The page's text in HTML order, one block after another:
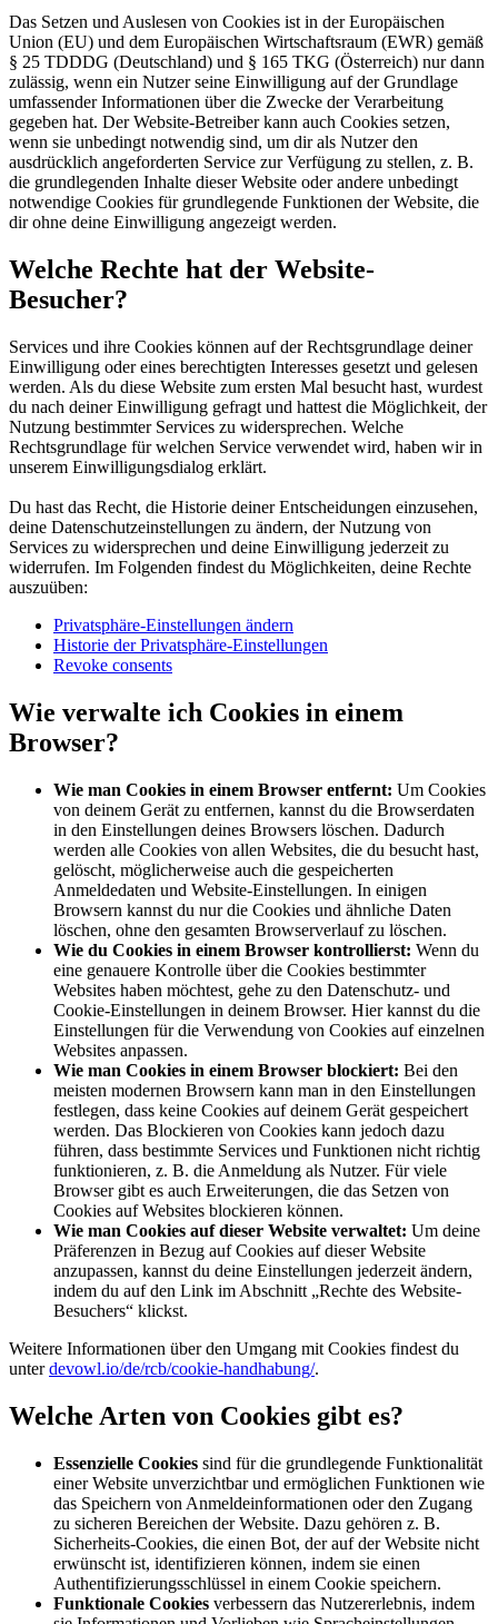
Das Setzen und Auslesen von Cookies ist in der Europäischen
Union (EU) und dem Europäischen Wirtschaftsraum (EWR) gemäß
§ 25 TDDDG (Deutschland) und § 165 TKG (Österreich) nur dann
zulässig, wenn ein Nutzer seine Einwilligung auf der Grundlage
umfassender Informationen über die Zwecke der Verarbeitung
gegeben hat. Der Website-Betreiber kann auch Cookies setzen,
wenn sie unbedingt notwendig sind, um dir als Nutzer den
ausdrücklich angeforderten Service zur Verfügung zu stellen, z. B.
die grundlegenden Inhalte dieser Website oder andere unbedingt
notwendige Cookies für grundlegende Funktionen der Website, die
dir ohne deine Einwilligung angezeigt werden.
Welche Rechte hat der Website-
Besucher?
Services und ihre Cookies können auf der Rechtsgrundlage deiner
Einwilligung oder eines berechtigten Interesses gesetzt und gelesen
werden. Als du diese Website zum ersten Mal besucht hast, wurdest
du nach deiner Einwilligung gefragt und hattest die Möglichkeit, der
Nutzung bestimmter Services zu widersprechen. Welche
Rechtsgrundlage für welchen Service verwendet wird, haben wir in
unserem Einwilligungsdialog erklärt.
Du hast das Recht, die Historie deiner Entscheidungen einzusehen,
deine Datenschutzeinstellungen zu ändern, der Nutzung von
Services zu widersprechen und deine Einwilligung jederzeit zu
widerrufen. Im Folgenden findest du Möglichkeiten, deine Rechte
auszuüben:
Privatsphäre-Einstellungen ändern
Historie der Privatsphäre-Einstellungen
Revoke consents
Wie verwalte ich Cookies in einem
Browser?
Wie man Cookies in einem Browser entfernt: Um Cookies
von deinem Gerät zu entfernen, kannst du die Browserdaten
in den Einstellungen deines Browsers löschen. Dadurch
werden alle Cookies von allen Websites, die du besucht hast,
gelöscht, möglicherweise auch die gespeicherten
Anmeldedaten und Website-Einstellungen. In einigen
Browsern kannst du nur die Cookies und ähnliche Daten
löschen, ohne den gesamten Browserverlauf zu löschen.
Wie du Cookies in einem Browser kontrollierst: Wenn du
eine genauere Kontrolle über die Cookies bestimmter
Websites haben möchtest, gehe zu den Datenschutz- und
Cookie-Einstellungen in deinem Browser. Hier kannst du die
Einstellungen für die Verwendung von Cookies auf einzelnen
Websites anpassen.
Wie man Cookies in einem Browser blockiert: Bei den
meisten modernen Browsern kann man in den Einstellungen
festlegen, dass keine Cookies auf deinem Gerät gespeichert
werden. Das Blockieren von Cookies kann jedoch dazu
führen, dass bestimmte Services und Funktionen nicht richtig
funktionieren, z. B. die Anmeldung als Nutzer. Für viele
Browser gibt es auch Erweiterungen, die das Setzen von
Cookies auf Websites blockieren können.
Wie man Cookies auf dieser Website verwaltet: Um deine
Präferenzen in Bezug auf Cookies auf dieser Website
anzupassen, kannst du deine Einstellungen jederzeit ändern,
indem du auf den Link im Abschnitt „Rechte des Website-
Besuchers“ klickst.
Weitere Informationen über den Umgang mit Cookies findest du
unterdevowl.io/de/rcb/cookie-handhabung/.
Welche Arten von Cookies gibt es?
Essenzielle Cookies sind für die grundlegende Funktionalität
einer Website unverzichtbar und ermöglichen Funktionen wie
das Speichern von Anmeldeinformationen oder den Zugang
zu sicheren Bereichen der Website. Dazu gehören z. B.
Sicherheits-Cookies, die einen Bot, der auf der Website nicht
erwünscht ist, identifizieren können, indem sie einen
Authentifizierungsschlüssel in einem Cookie speichern.
Funktionale Cookies verbessern das Nutzererlebnis, indem